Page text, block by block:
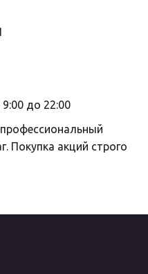
до 22:00
Покупка акций строго